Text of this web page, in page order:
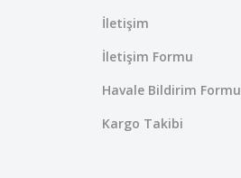
İletişim
İletişim Formu
Havale Bildirim Formu
Kargo Takibi